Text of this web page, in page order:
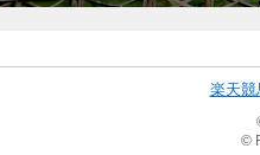
楽天競
©